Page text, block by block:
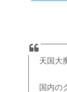
天国大
国内の